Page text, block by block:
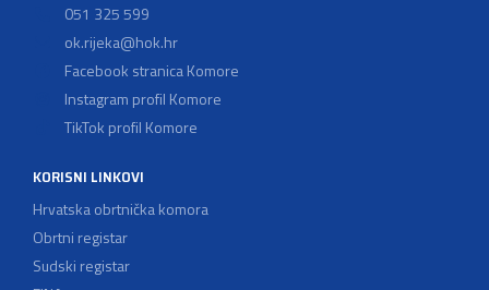
051 325 599
ok.rijeka@hok.hr
Facebook stranica Komore
Instagram profil Komore
TikTok profil Komore
KORISNI LINKOVI
Hrvatska obrtnička komora
Obrtni registar
Sudski registar